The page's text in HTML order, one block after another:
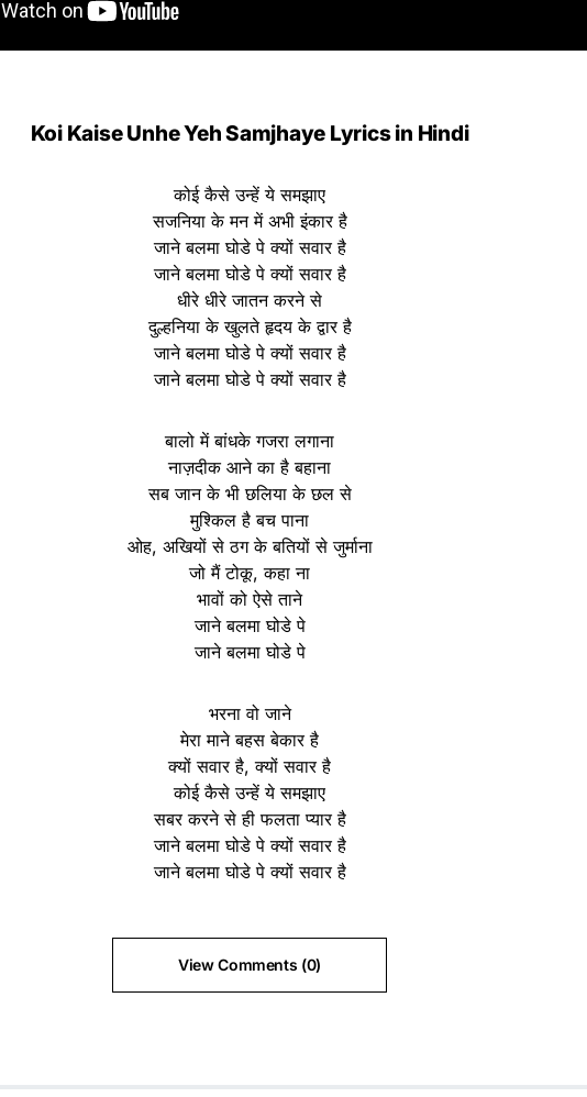
Koi Kaise Unhe Yeh Samjhaye Lyrics in Hindi
कोई कैसे उन्हें ये समझाए
सजनिया के मन में अभी इंकार है
जाने बलमा घोडे पे क्यों सवार है
जाने बलमा घोडे पे क्यों सवार है
धीरे धीरे जातन करने से
दुल्हनिया के खुलते हृदय के द्वार है
जाने बलमा घोडे पे क्यों सवार है
जाने बलमा घोडे पे क्यों सवार है
बालो में बांधके गजरा लगाना
नाज़दीक आने का है बहाना
सब जान के भी छलिया के छल से
मुश्किल है बच पाना
ओह, अखियों से ठग के बतियों से जुर्माना
जो मैं टोकू, कहा ना
भावों को ऐसे ताने
जाने बलमा घोडे पे
जाने बलमा घोडे पे
भरना वो जाने
मेरा माने बहस बेकार है
क्यों सवार है, क्यों सवार है
कोई कैसे उन्हें ये समझाए
सबर करने से ही फलता प्यार है
जाने बलमा घोडे पे क्यों सवार है
जाने बलमा घोडे पे क्यों सवार है
View Comments (0)